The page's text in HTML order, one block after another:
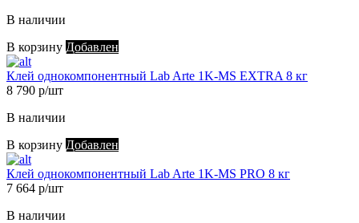
В наличии
В корзину Добавлен
Клей однокомпонентный Lab Arte 1K-MS EXTRA 8 кг
8 790 р/шт
В наличии
В корзину Добавлен
Клей однокомпонентный Lab Arte 1K-MS PRO 8 кг
7 664 р/шт
В наличии